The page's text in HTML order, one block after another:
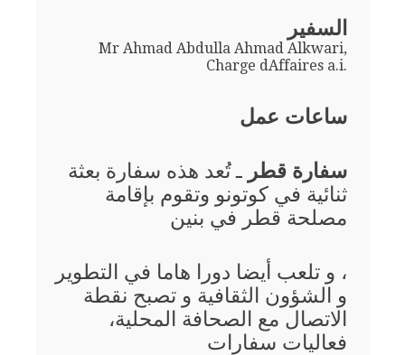
السفير
Mr Ahmad Abdulla Ahmad Alkwari,
Charge dAffaires a.i.
ساعات عمل
سفارة قطر ـ تُعد هذه سفارة بعثة
ثنائية في كوتونو وتقوم بإقامة
مصلحة قطر في بنين
، و تلعب أيضا دورا هاما في التطوير
و الشؤون الثقافية و تصبح نقطة
الاتصال مع الصحافة المحلية،
فعاليات سفارات